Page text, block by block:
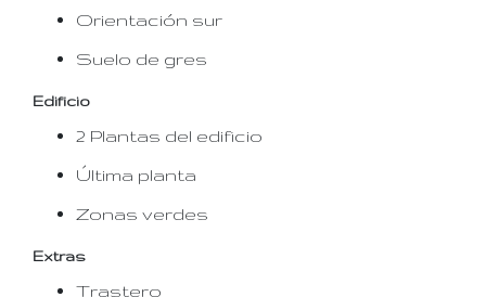
Orientación sur
Suelo de gres
Edificio
2 Plantas del edificio
Última planta
Zonas verdes
Extras
Trastero